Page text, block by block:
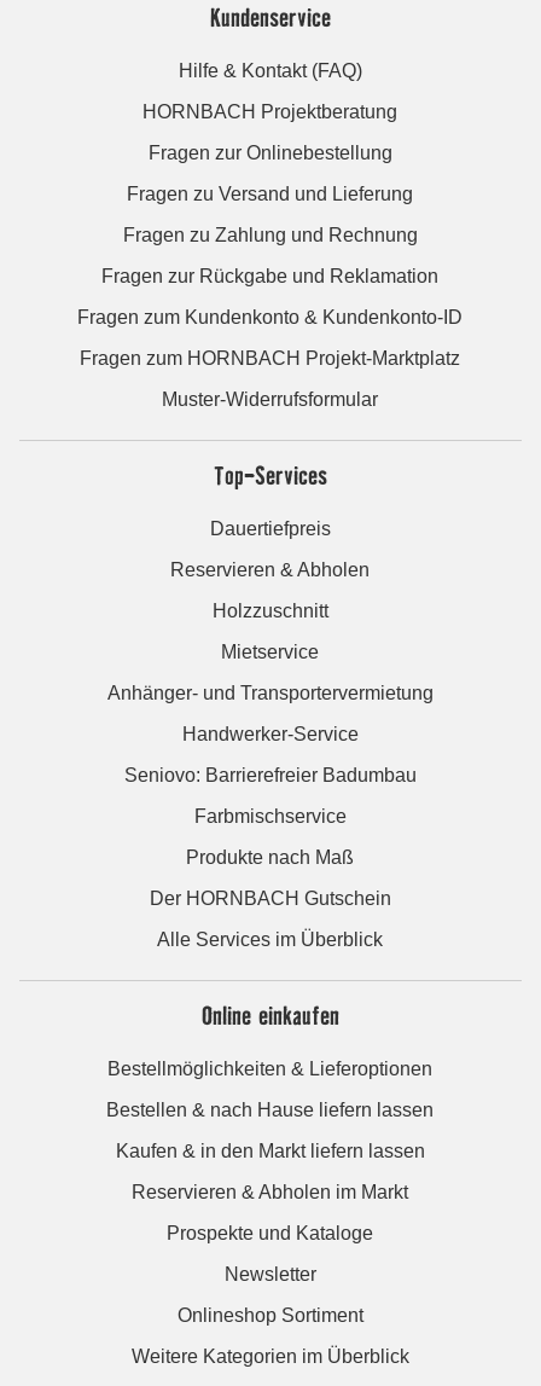
Kundenservice
Hilfe & Kontakt (FAQ)
HORNBACH Projektberatung
Fragen zur Onlinebestellung
Fragen zu Versand und Lieferung
Fragen zu Zahlung und Rechnung
Fragen zur Rückgabe und Reklamation
Fragen zum Kundenkonto & Kundenkonto-ID
Fragen zum HORNBACH Projekt-Marktplatz
Muster-Widerrufsformular
Top-Services
Dauertiefpreis
Reservieren & Abholen
Holzzuschnitt
Mietservice
Anhänger- und Transportervermietung
Handwerker-Service
Seniovo: Barrierefreier Badumbau
Farbmischservice
Produkte nach Maß
Der HORNBACH Gutschein
Alle Services im Überblick
Online einkaufen
Bestellmöglichkeiten & Lieferoptionen
Bestellen & nach Hause liefern lassen
Kaufen & in den Markt liefern lassen
Reservieren & Abholen im Markt
Prospekte und Kataloge
Newsletter
Onlineshop Sortiment
Weitere Kategorien im Überblick